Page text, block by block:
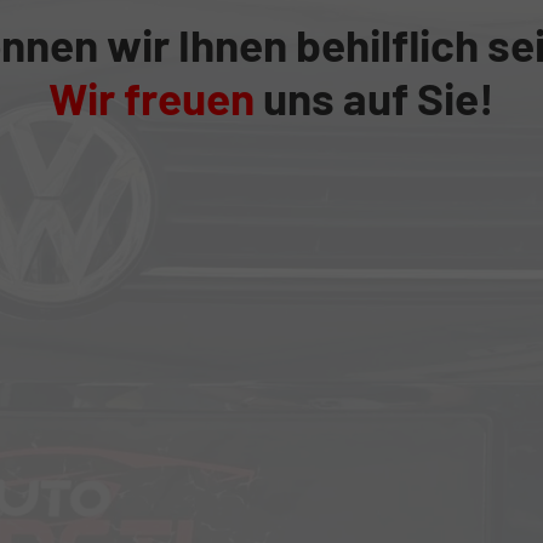
wir Ihnen behilflich
Wir freuen uns auf Sie!